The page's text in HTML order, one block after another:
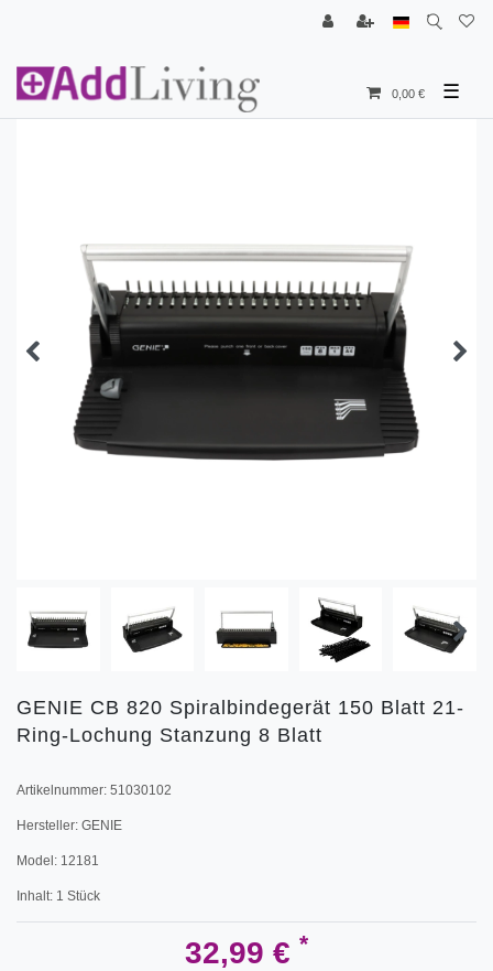
0,00 € ☰
GENIE CB 820 Spiralbindegerät 150 Blatt 21-
Ring-Lochung Stanzung 8 Blatt
Artikelnummer: 51030102
Hersteller: GENIE
Model: 12181
Inhalt: 1 Stück
32,99 € *